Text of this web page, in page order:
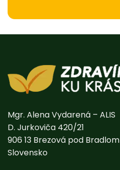
Mgr. Alena Vydarená – ALIS
D. Jurkoviča 420/21
906 13 Brezová pod Bradlom
Slovensko